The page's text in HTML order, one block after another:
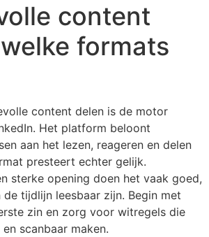
content
formats
content delen is de motor
Het platform beloont
aan het lezen, reageren en delen
presteert echter gelijk.
sterke opening doen het vaak goed,
tijdlijn leesbaar zijn. Begin met
zin en zorg voor witregels die
scanbaar maken.